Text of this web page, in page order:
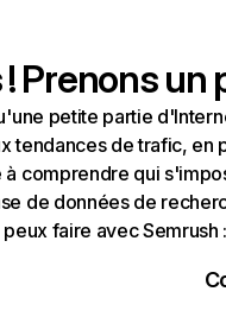
Prenons un
petite partie
tendances de trafic, en
à comprendre qui
de données de
faire avec Semrush